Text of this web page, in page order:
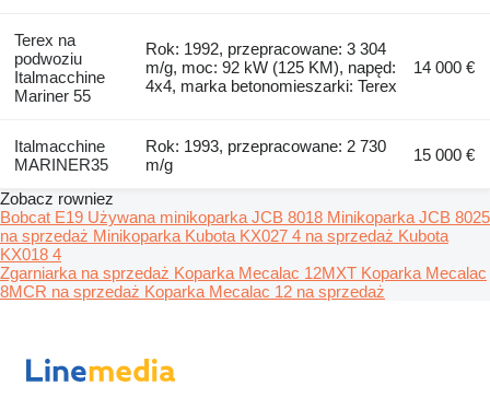
Terex na
podwoziu
Italmacchine
Mariner 55
Rok: 1992, przepracowane: 3 304
m/g, moc: 92 kW (125 KM), napęd:
4x4, marka betonomieszarki: Terex
14 000 €
Italmacchine
MARINER35
Rok: 1993, przepracowane: 2 730
m/g
15 000 €
Zobacz rowniez
Bobcat E19 Używana minikoparka JCB 8018 Minikoparka JCB 8025
na sprzedaż Minikoparka Kubota KX027 4 na sprzedaż Kubota
KX018 4
Zgarniarka na sprzedaż Koparka Mecalac 12MXT Koparka Mecalac
8MCR na sprzedaż Koparka Mecalac 12 na sprzedaż